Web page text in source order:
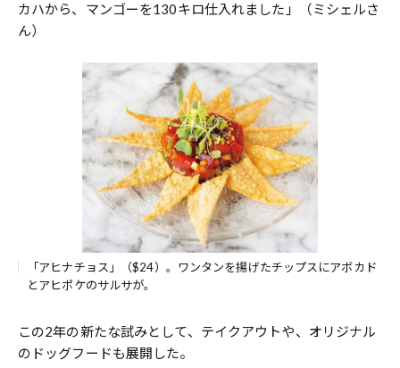
カハから、マンゴーを130キロ仕入れました」（ミシェルさ
ん）
「アヒナチョス」（$24）。ワンタンを揚げたチップスにアボカド
とアヒポケのサルサが。
この2年の新たな試みとして、テイクアウトや、オリジナル
のドッグフードも展開した。